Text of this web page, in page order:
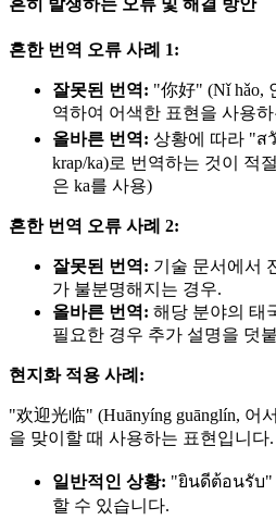
흔한 번역 오류 사례 1:
잘못된 번역: "你好" (Nǐ hǎo,
역하여 어색한 표현을 사용
올바른 번역: 상황에 따라 "ส
krap/ka)로 번역하는 것이 적
은 ka를 사용)
흔한 번역 오류 사례 2:
잘못된 번역: 기술 문서에서
가 불분명해지는 경우.
올바른 번역: 해당 분야의 태
필요한 경우 추가 설명을 덧
현지화 적용 사례:
"欢迎光临" (Huānyíng guānglín, 어
을 맞이할 때 사용하는 표현입니다.
일반적인 상황: "ยินดีต้อนรับ"
할 수 있습니다.